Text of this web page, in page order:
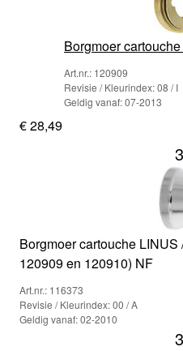
Borgmoer
Art.nr.: 120909
Revisie / Kleurindex: 08 / I
Geldig vanaf: 07-2013
€ 28,49
3
Borgmoer cartouche
120909 en 120910) NF
Art.nr.: 116373
Revisie / Kleurindex: 00 / A
Geldig vanaf: 02-2010
3